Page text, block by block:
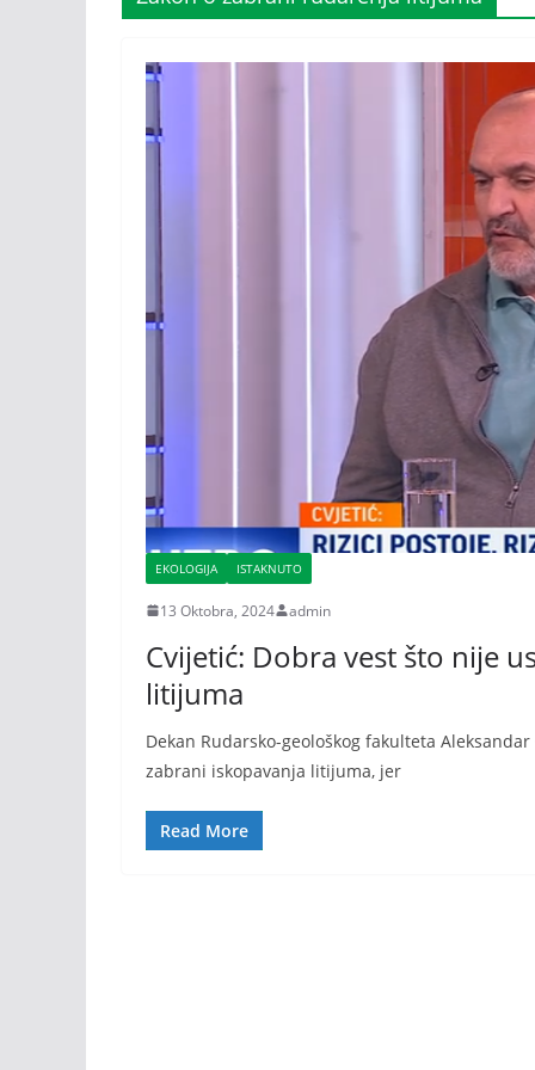
EKOLOGIJA ISTAKNUTO
13 Oktobra, 2024 admin
Cvijetić: Dobra vest što nije
litijuma
Dekan Rudarsko-geološkog fakulteta
zabrani iskopavanja litijuma, jer
Read More